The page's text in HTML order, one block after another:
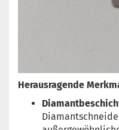
Herausragende